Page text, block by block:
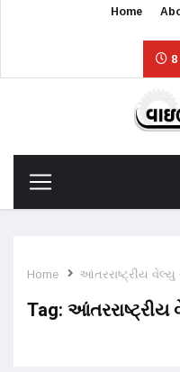
Home
Home આંતરરાષ્ટ્રીય વેલ્યુ
Tag: